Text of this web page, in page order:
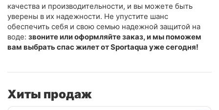
качества и производительности, и вы можете быть
уверены в их надежности. Не упустите шанс
обеспечить себя и свою семью надежной защитой на
воде: звоните или оформляйте заказ, и мы поможем
вам выбрать спас жилет от Sportaqua уже сегодня!
Хиты продаж